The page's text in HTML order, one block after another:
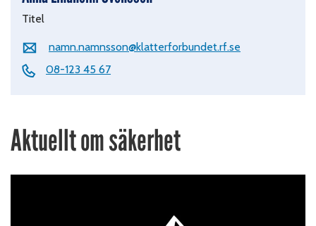
Titel
namn.namnsson@klatterforbundet.rf.se
08-123 45 67
Aktuellt om säkerhet